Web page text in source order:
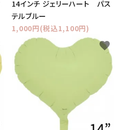
14インチ ジェリーハート パス
テルブルー
1,000円(税込1,100円)
favorite